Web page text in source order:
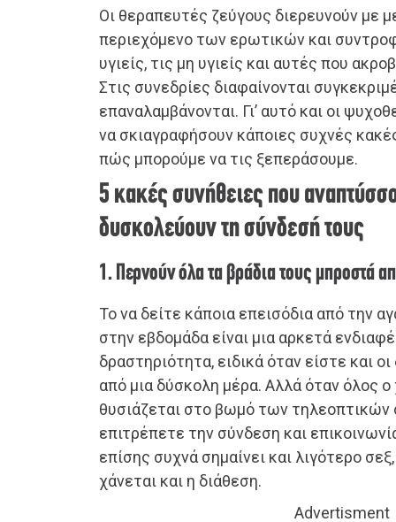
Οι θεραπευτές ζεύγους διερευνούν με
περιεχόμενο των ερωτικών και
υγιείς, τις μη υγιείς και αυτές που
Στις συνεδρίες διαφαίνονται
επαναλαμβάνονται. Γι’ αυτό και οι
να σκιαγραφήσουν κάποιες συχνές
πώς μπορούμε να τις ξεπεράσουμε.
5 κακές συνήθειες που
δυσκολεύουν τη σύνδεσή τους
1. Περνούν όλα τα βράδια τους μπροστά
Το να δείτε κάποια επεισόδια από την
στην εβδομάδα είναι μια αρκετά
δραστηριότητα, ειδικά όταν είστε και
από μια δύσκολη μέρα. Αλλά όταν όλος
θυσιάζεται στο βωμό των τηλεοπτικών
επιτρέπετε την σύνδεση και
επίσης συχνά σημαίνει και λιγότερο
χάνεται και η διάθεση.
Advertisment